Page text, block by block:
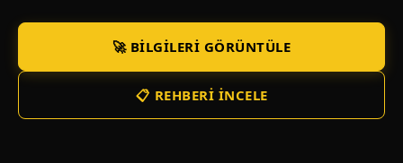
🚀 BILGILERI GÖRÜNTÜLE
📋 REHBERI İNCELE